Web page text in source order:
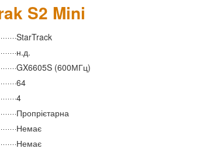
S2 Mini
StarTrack
н.д.
GX6605S (600МГц)
64
4
Пропрієтарна
Немає
Немає